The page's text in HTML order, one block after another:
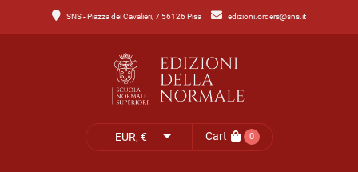
SNS - Piazza dei Cavalieri, 7 56126 Pisa edizioni.orders@sns.it
EUR, € Cart 0
MenuCatalogo